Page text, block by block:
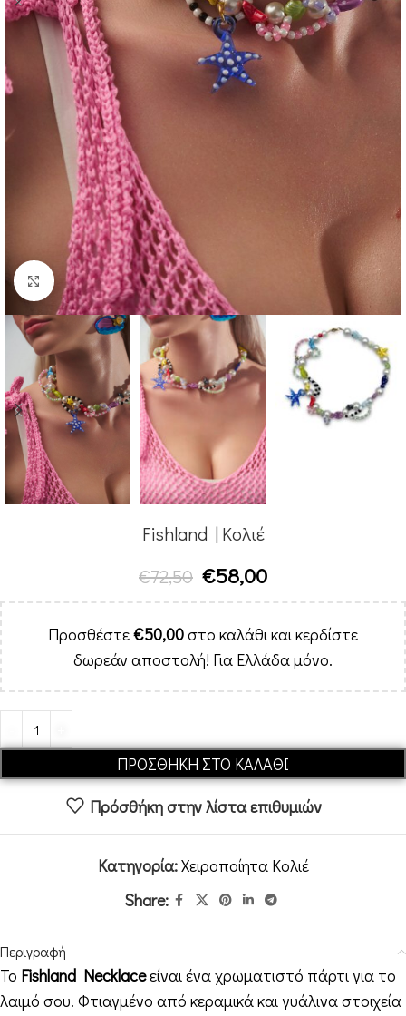
Κλικ για μεγέθυνση
Fishland | Κολιέ
€72,50 €58,00
Προσθέστε€50,00στο καλάθι και κερδίστε
δωρεάν αποστολή! Για Ελλάδα μόνο.
ΠΡΟΣΘΉΚΗ ΣΤΟ ΚΑΛΆΘΙ
Πρόσθήκη στην λίστα επιθυμιών
Κατηγορία:Χειροποίητα Κολιέ
Share:
Περιγραφή
Το Fishland Necklaceείναι ένα χρωματιστό πάρτι για το
λαιμό σου. Φτιαγμένο από κεραμικά και γυάλινα στοιχεία